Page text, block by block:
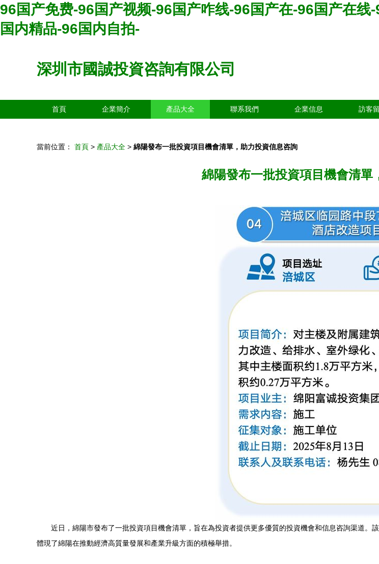
96国产免费-96国产视频-96国产咋线-96国产在-96国产在
国内精品-96国内自拍-
深圳市國誠投資咨詢有限公司
首頁 企業簡介 產品大全 聯系我們 企業信息 訪客
當前位置： 首頁 > 產品大全 > 綿陽發布一批投資項目機會清單，助力投資信息咨詢
綿陽發布一批投資項目機會清單
近日，綿陽市發布了一批投資項目機會清單，旨在為投資者提供更多優質的投資機會和信息咨詢渠道。
體現了綿陽在推動經濟高質量發展和產業升級方面的積極舉措。